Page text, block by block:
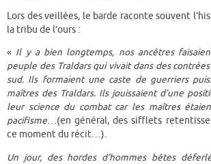
Lors des veillées, le barde raconte souvent
la tribu de l’ours :
« Il y a bien longtemps, nos ancêtres
peuple des Traldars qui vivait dans des
sud. Ils formaient une caste de guerriers
maîtres des Traldars. Ils jouissaient d’une
leur science du combat car les maîtres
pacifisme…(en général, des sifflets
ce moment du récit…).
Un jour, des hordes d’hommes bêtes